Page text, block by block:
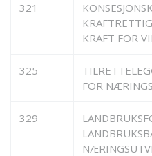
321
KRAFT FOR
325
FOR
329